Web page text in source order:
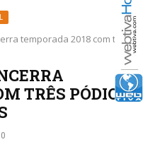
temporada 2018 com três
TRÊS PÓDIOS
0